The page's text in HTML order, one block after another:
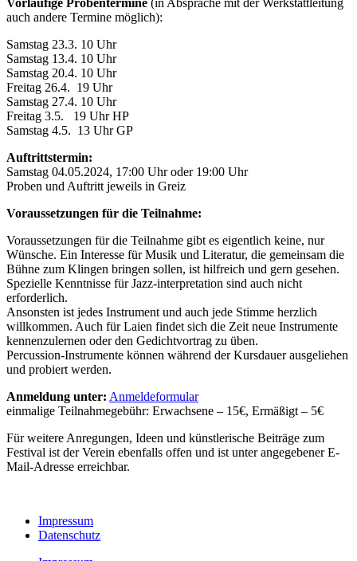
auch andere Termine möglich):
Samstag 23.3. 10 Uhr
Samstag 13.4. 10 Uhr
Samstag 20.4. 10 Uhr
Freitag 26.4. 19 Uhr
Samstag 27.4. 10 Uhr
Freitag 3.5. 19 Uhr HP
Samstag 4.5. 13 Uhr GP
Auftrittstermin:
Samstag 04.05.2024, 17:00 Uhr oder 19:00 Uhr
Proben und Auftritt jeweils in Greiz
Voraussetzungen für die Teilnahme:
Voraussetzungen für die Teilnahme gibt es eigentlich keine, nur
Wünsche. Ein Interesse für Musik und Literatur, die gemeinsam die
Bühne zum Klingen bringen sollen, ist hilfreich und gern gesehen.
Spezielle Kenntnisse für Jazz-interpretation sind auch nicht
erforderlich.
Ansonsten ist jedes Instrument und auch jede Stimme herzlich
willkommen. Auch für Laien findet sich die Zeit neue Instrumente
kennenzulernen oder den Gedichtvortrag zu üben.
Percussion-Instrumente können während der Kursdauer ausgeliehen
und probiert werden.
Anmeldung unter: Anmeldeformular
einmalige Teilnahmegebühr: Erwachsene – 15€, Ermäßigt – 5€
Für weitere Anregungen, Ideen und künstlerische Beiträge zum
Festival ist der Verein ebenfalls offen und ist unter angegebener E-
Mail-Adresse erreichbar.
Impressum
Datenschutz